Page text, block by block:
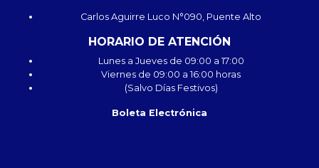
Carlos Aguirre Luco N°090, Puente Alto
HORARIO DE ATENCIÓN
Lunes a Jueves de 09:00 a 17:00
Viernes de 09:00 a 16:00 horas
(Salvo Días Festivos)
Boleta Electrónica